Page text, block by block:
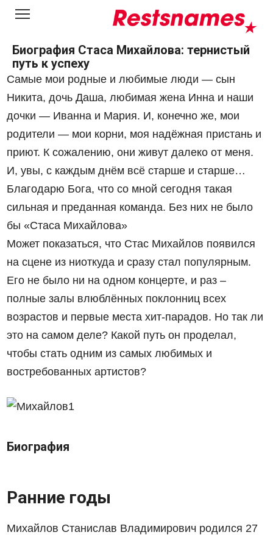
Перейти
Биография Стаса Михайлова: тернистый
путь к успеху
Самые мои родные и любимые люди — сын
Никита, дочь Даша, любимая жена Инна и наши
дочки — Иванна и Мария. И, конечно же, мои
родители — мои корни, моя надёжная пристань и
приют. К сожалению, они живут далеко от меня.
И, увы, с каждым днём всё старше и старше…
Благодарю Бога, что со мной сегодня такая
сильная и преданная команда. Без них не было
бы «Стаса Михайлова»
Может показаться, что Стас Михайлов появился
на сцене из ниоткуда и сразу стал популярным.
Его не было ни на одном концерте, и раз –
полные залы влюблённых поклонниц всех
возрастов и первые места хит-парадов. Но так ли
это на самом деле? Какой путь он проделал,
чтобы стать одним из самых любимых и
востребованных артистов?
Биография
Ранние годы
Михайлов Станислав Владимирович родился 27